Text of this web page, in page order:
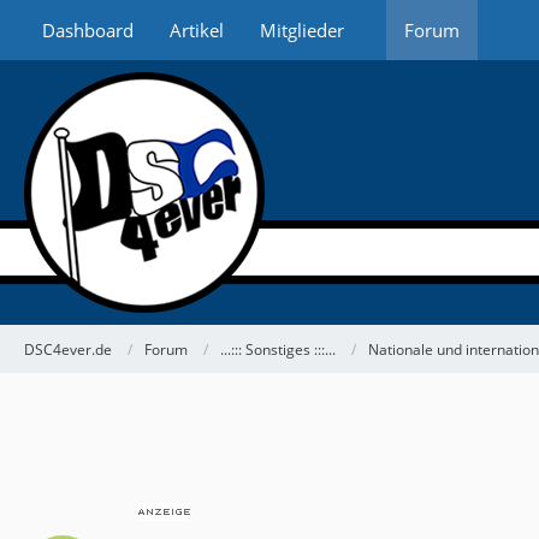
Dashboard Artikel Mitglieder Forum
DSC4ever.de Forum ...::: Sonstiges :::... Nationale und